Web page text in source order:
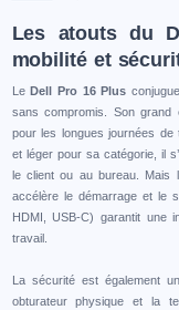
Les atouts du
mobilité et
LeDell Pro 16 Plus
sans compromis. Son
pour les longues journées
et léger pour sa catégorie, il
le client ou au bureau. Mais
accélère le démarrage et le
HDMI, USB-C) garantit une
travail.
La sécurité est également
obturateur physique et la